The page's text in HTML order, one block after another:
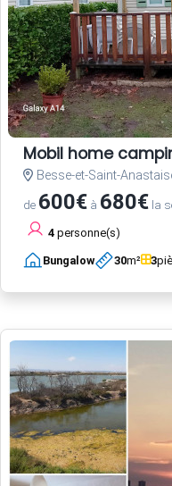
Mobil home
Besse-et-Saint-
de 600€ à 680€ la
4 personne(s)
Bungalow 30m² 3